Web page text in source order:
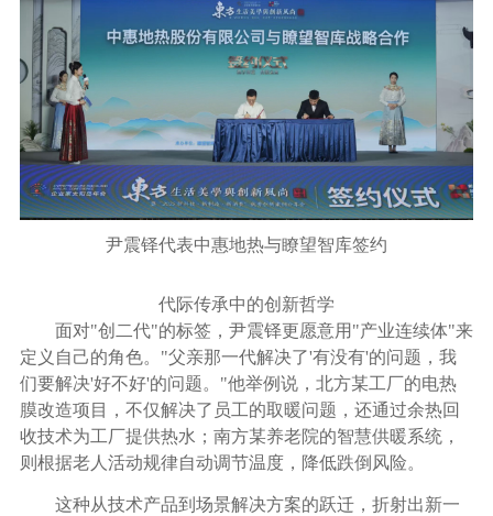
尹震铎代表中惠地热与瞭望智库签约
代际传承中的创新哲学
面对"创二代"的标签，尹震铎更愿意用"产业连续体"来
定义自己的角色。"父亲那一代解决了'有没有'的问题，我
们要解决'好不好'的问题。"他举例说，北方某工厂的电热
膜改造项目，不仅解决了员工的取暖问题，还通过余热回
收技术为工厂提供热水；南方某养老院的智慧供暖系统，
则根据老人活动规律自动调节温度，降低跌倒风险。
这种从技术产品到场景解决方案的跃迁，折射出新一